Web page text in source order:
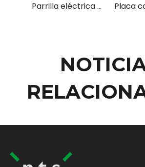
Parrilla eléctrica de roca de lava con gabinete